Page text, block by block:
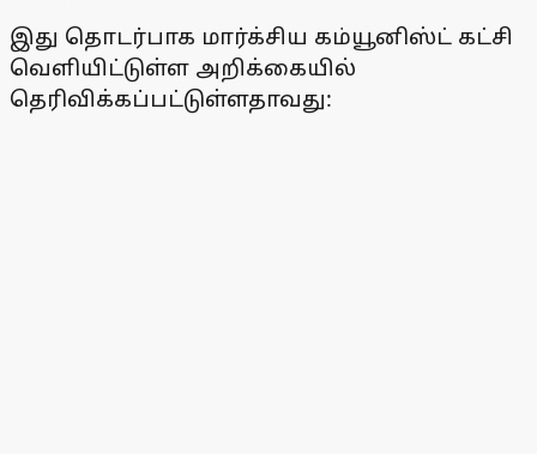
இது தொடர்பாக மார்க்சிய கம்யூனிஸ்ட் கட்சி
வெளியிட்டுள்ள அறிக்கையில்
தெரிவிக்கப்பட்டுள்ளதாவது: